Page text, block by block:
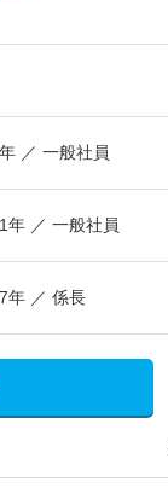
／ 一般社員
年 ／ 一般社員
年 ／ 係長